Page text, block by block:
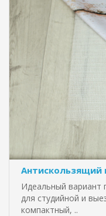
Идеальный
для студийной и
компактный, ..